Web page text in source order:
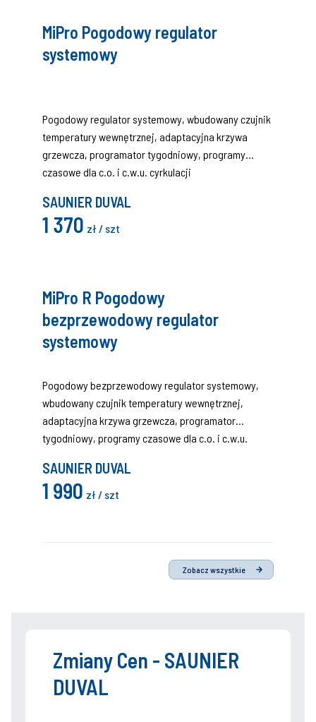
na obszarach o gęstej zabudowie
MiPro Pogodowy regulator
systemowy
Pogodowy regulator systemowy, wbudowany czujnik
temperatury wewnętrznej, adaptacyjna krzywa
grzewcza, programator tygodniowy, programy
czasowe dla c.o. i c.w.u. cyrkulacji
SAUNIER DUVAL
1 370 zł / szt
MiPro R Pogodowy
bezprzewodowy regulator
systemowy
Pogodowy bezprzewodowy regulator systemowy,
wbudowany czujnik temperatury wewnętrznej,
adaptacyjna krzywa grzewcza, programator
tygodniowy, programy czasowe dla c.o. i c.w.u.
SAUNIER DUVAL
1 990 zł / szt
Zobacz wszystkie
Zmiany Cen - SAUNIER
DUVAL